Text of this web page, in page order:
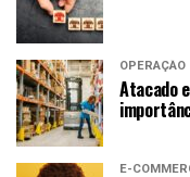
OPERAÇÃO
Atacado
E-